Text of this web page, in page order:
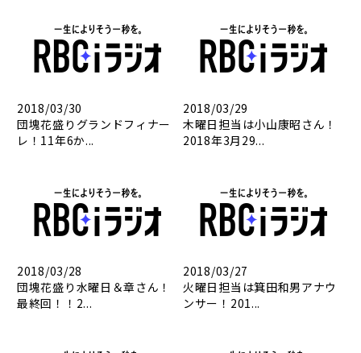
2018/03/30
団塊花盛りグランドフィナー
レ！11年6か...
2018/03/29
木曜日担当は小山康昭さん！
2018年3月29...
2018/03/28
団塊花盛り水曜日＆章さん！
最終回！！2...
2018/03/27
火曜日担当は箕田和男アナウ
ンサー！201...